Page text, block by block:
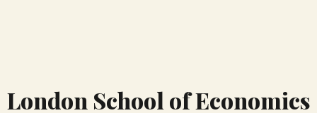
London School of Economics